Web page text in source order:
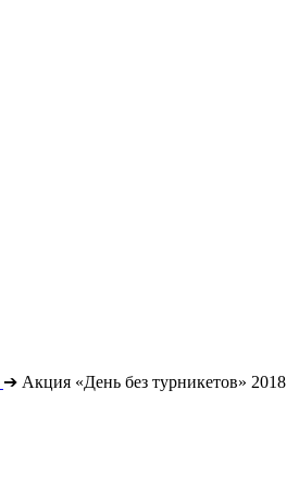
➔ Акция «День без турникетов» 2018